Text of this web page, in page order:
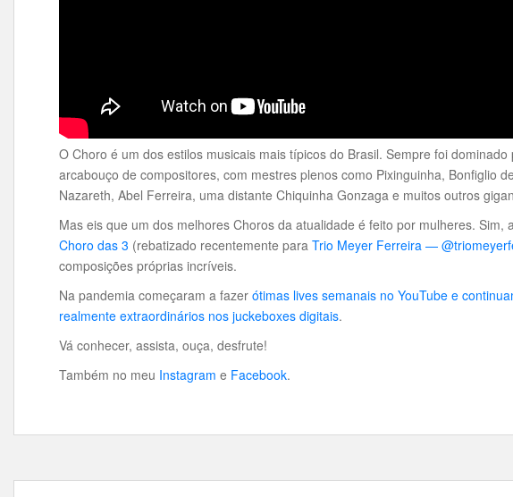
O Choro é um dos estilos musicais mais típicos do Brasil. Sempre foi
arcabouço de compositores, com mestres plenos como Pixinguinha, Bonfiglio
Nazareth, Abel Ferreira, uma distante Chiquinha Gonzaga e muitos outros
Mas eis que um dos melhores Choros da atualidade é feito por mulheres.
Choro das 3 (rebatizado recentemente para Trio Meyer Ferreira —
composições próprias incríveis.
Na pandemia começaram a fazer ótimas lives semanais no YouTube e
realmente extraordinários nos juckeboxes digitais.
Vá conhecer, assista, ouça, desfrute!
Também no meu Instagram e Facebook.